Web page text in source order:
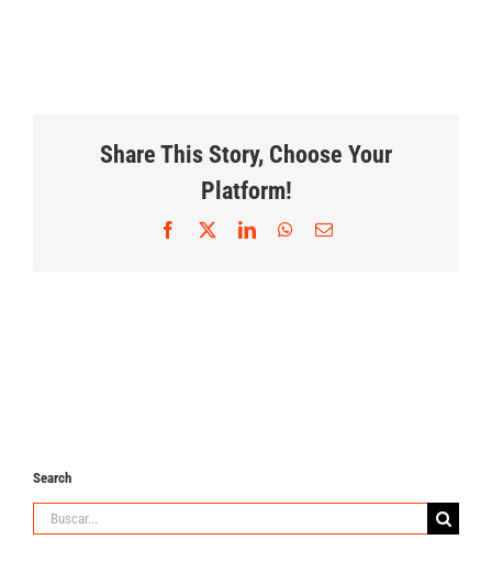
Share This Story, Choose Your
Platform!
Facebook LinkedInWhatsApp
Correo
Search
Buscar: